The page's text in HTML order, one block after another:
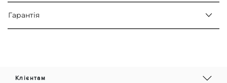
Гарантія
Клієнтам